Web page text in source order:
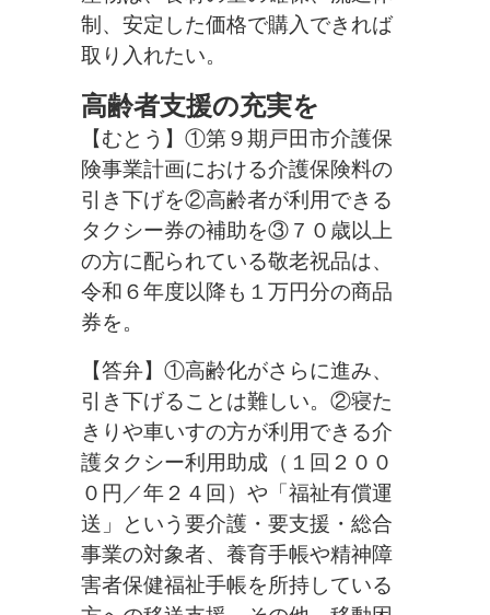
制、安定した価格で購入できれば
取り入れたい。
高齢者支援の充実を
【むとう】①第９期戸田市介護保
険事業計画における介護保険料の
引き下げを②高齢者が利用できる
タクシー券の補助を③７０歳以上
の方に配られている敬老祝品は、
令和６年度以降も１万円分の商品
券を。
【答弁】①高齢化がさらに進み、
引き下げることは難しい。②寝た
きりや車いすの方が利用できる介
護タクシー利用助成（１回２００
０円／年２４回）や「福祉有償運
送」という要介護・要支援・総合
事業の対象者、養育手帳や精神障
害者保健福祉手帳を所持している